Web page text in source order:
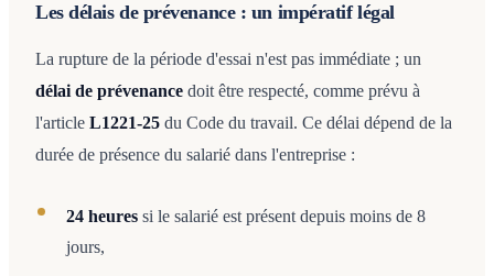
Les délais de prévenance : un impératif légal
La rupture de la période d'essai n'est pas immédiate ; un
délai de prévenance doit être respecté, comme prévu à
l'article L1221-25 du Code du travail. Ce délai dépend de la
durée de présence du salarié dans l'entreprise :
24 heures si le salarié est présent depuis moins de 8
jours,